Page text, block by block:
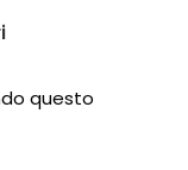
questo